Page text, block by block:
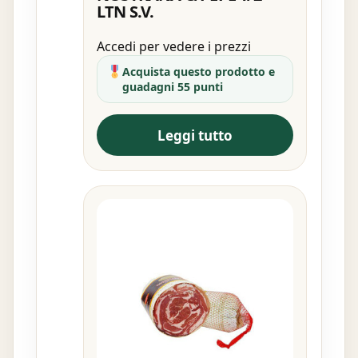
LTN S.V.
Accedi per vedere i prezzi
Acquista questo prodotto e
guadagni 55 punti
Leggi tutto